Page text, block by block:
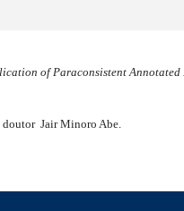
of Paraconsistent Annotated
doutor Jair Minoro Abe.